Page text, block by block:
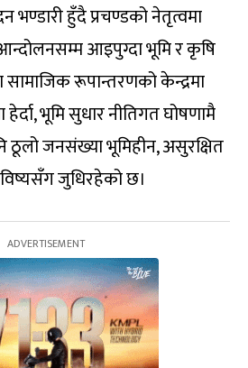
भण्डारी हुँदै प्रचण्डको नेतृत्वमा
आइपुग्दा भूमि र कृषि
रूपान्तरणको केन्द्रमा
हेर्दा, भूमि सुधार नीतिगत घोषणामै
ठूलो जनसंख्या भूमिहीन, असुरक्षित
जुधिरहेको छ।